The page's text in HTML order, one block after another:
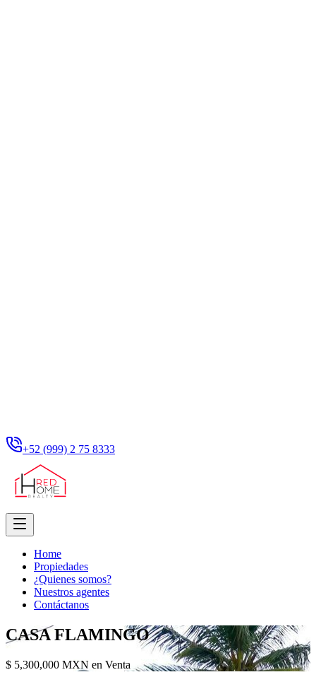
+52 (999) 2 75 8333
Home
Propiedades
¿Quienes somos?
Nuestros agentes
Contáctanos
CASA FLAMINGO
$ 5,300,000 MXN en Venta